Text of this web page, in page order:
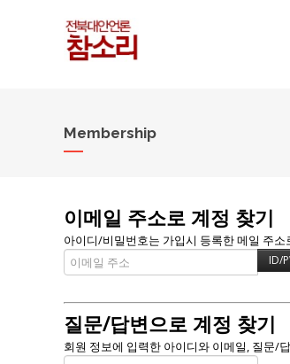
Membership
이메일 주소로 계정 찾기
아이디/비밀번호는 가입시 등록한 메일 주
질문/답변으로 계정 찾기
회원 정보에 입력한 아이디와 이메일, 질문/